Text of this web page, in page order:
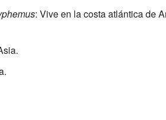
: Vive en la costa atlántica de